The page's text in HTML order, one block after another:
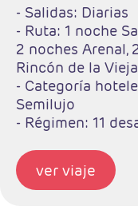
- Salidas: Diarias
- Ruta: 1 noche
2 noches Arenal,
Rincón de la
- Categoría
Semilujo
- Régimen: 11
regreso anterior
suplemento por
al aeropuerto.
ver viaje